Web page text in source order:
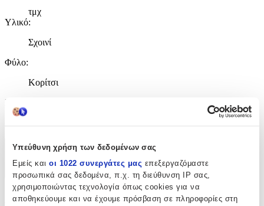
Υπεύθυνη χρήση των δεδομένων σας
Εμείς και οι 1022 συνεργάτες μας επεξεργαζόμαστε
προσωπικά σας δεδομένα, π.χ. τη διεύθυνση IP σας,
χρησιμοποιώντας τεχνολογία όπως cookies για να
αποθηκεύουμε και να έχουμε πρόσβαση σε πληροφορίες στη
τμχ
Υλικό:
Σχοινί
Φύλο:
Κορίτσι
Χρώμα
Χαρακτηριστικά
+
Χαρακτηριστικά